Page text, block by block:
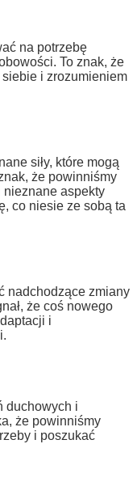
na potrzebę
To znak, że
i zrozumieniem
siły, które mogą
że powinniśmy
aspekty
co niesie ze sobą ta
nadchodzące zmiany
że coś nowego
i
duchowych i
że powinniśmy
i poszukać